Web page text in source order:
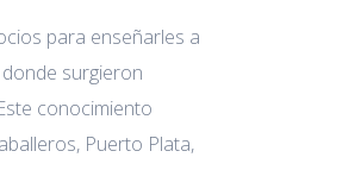
para enseñarles a
surgieron
conocimiento
Puerto Plata,